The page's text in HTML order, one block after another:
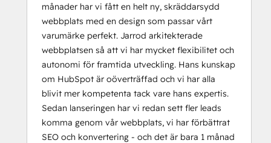
månader har vi fått en helt ny, skräddarsydd
webbplats med en design som passar vårt
varumärke perfekt. Jarrod arkitekterade
webbplatsen så att vi har mycket flexibilitet och
autonomi för framtida utveckling. Hans kunskap
om HubSpot är oöverträffad och vi har alla
blivit mer kompetenta tack vare hans expertis.
Sedan lanseringen har vi redan sett fler leads
komma genom vår webbplats, vi har förbättrat
SEO och konvertering - och det är bara 1 månad